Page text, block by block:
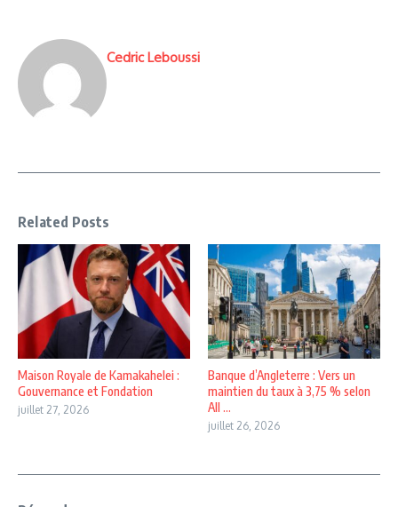
Cedric Leboussi
Related Posts
Maison Royale de Kamakahelei :
Gouvernance et Fondation
juillet 27, 2026
Banque d’Angleterre : Vers un
maintien du taux à 3,75 % selon
All ...
juillet 26, 2026